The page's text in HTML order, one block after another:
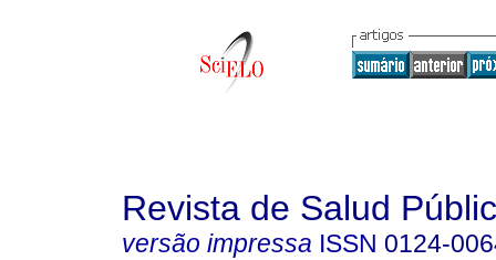
Revista de Salud
versão impressa ISSN 0124-